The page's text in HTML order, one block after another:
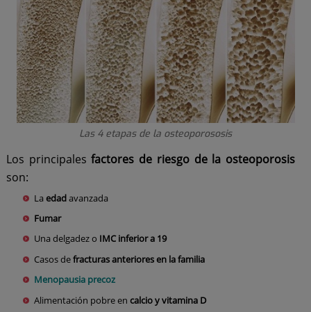
Las 4 etapas de la osteoporososis
Los principalesfactores de riesgo de la osteoporosis
son:
La edadavanzada
Fumar
Una delgadez o IMC inferior a 19
Casos defracturas anteriores en la familia
Menopausia precoz
Alimentación pobre en calcio y vitamina D